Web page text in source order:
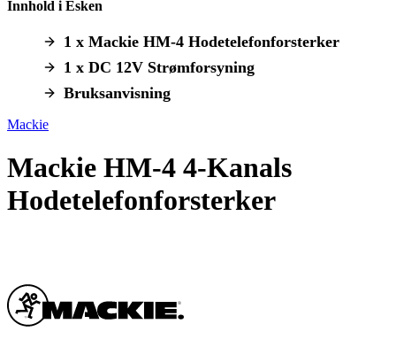
Innhold i Esken
1 x Mackie HM-4 Hodetelefonforsterker
1 x DC 12V Strømforsyning
Bruksanvisning
Mackie
Mackie HM-4 4-Kanals
Hodetelefonforsterker